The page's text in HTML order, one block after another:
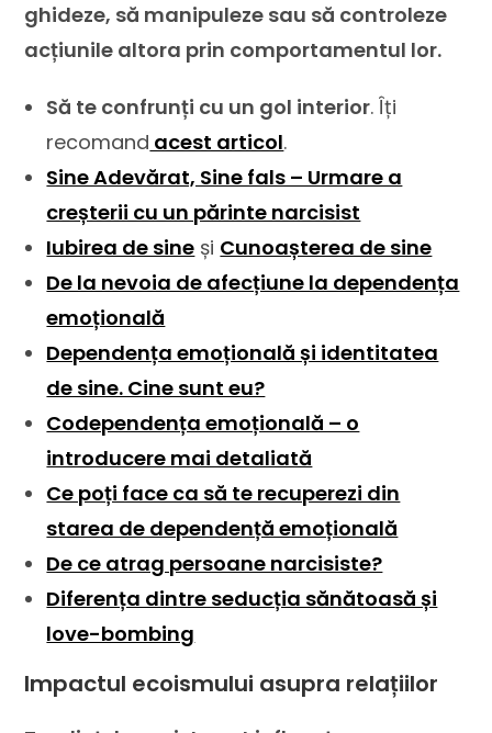
ghideze, să manipuleze sau să controleze
acțiunile altora prin comportamentul lor.
Să te confrunți cu un gol interior. Îți
recomand acest articol.
Sine Adevărat, Sine fals – Urmare a
creșterii cu un părinte narcisist
Iubirea de sine și Cunoașterea de sine
De la nevoia de afecțiune la dependența
emoțională
Dependența emoțională și identitatea
de sine. Cine sunt eu?
Codependența emoțională – o
introducere mai detaliată
Ce poți face ca să te recuperezi din
starea de dependență emoțională
De ce atrag persoane narcisiste?
Diferența dintre seducția sănătoasă și
love-bombing
Impactul ecoismului asupra relațiilor